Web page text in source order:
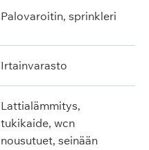
palovaroitin, sprinkleri
irtainvarasto
lattialämmitys,
tukikaide, wcn
nousutuet, seinään